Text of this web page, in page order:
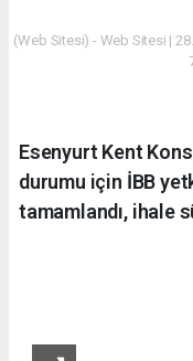
(Web Sitesi) - Web Sitesi |
Esenyurt Kent
durumu için İBB
tamamlandı, ihale